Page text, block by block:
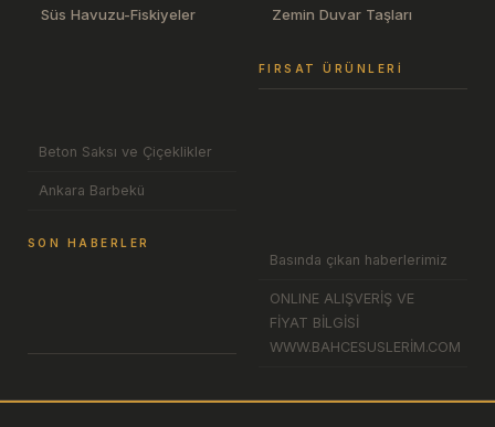
Süs Havuzu-Fiskiyeler Zemin Duvar Taşları
FIRSAT ÜRÜNLERI
Beton Saksı ve Çiçeklikler
Ankara Barbekü
SON HABERLER
Basında çıkan haberlerimiz
ONLINE ALIŞVERİŞ VE
FİYAT BİLGİSİ
WWW.BAHCESUSLERİM.COM